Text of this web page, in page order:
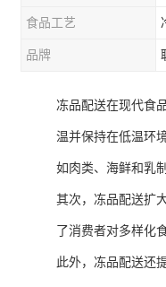
食品工艺
品牌
冻品配送在现代食
温并保持在低温环
如肉类、海鲜和乳
其次，冻品配送扩
了消费者对多样化
此外，冻品配送还